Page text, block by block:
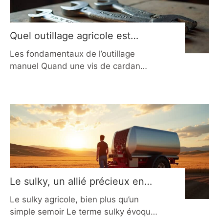
civil. Anciennement connue sous le
nom de
Quel outillage agricole est
essentiel à avoir en 2026 ?
Les fondamentaux de l’outillage
manuel Quand une vis de cardan
d’exposition aux éléments, c’est
rarement la puissance qui fait la
différence, mais la qualité de l’outil.
En 2026, les agriculteurs privilégient
des outils manuels fiables, durables,
capables de tenir des années dans
Le sulky, un allié précieux en
agriculture en 2026
Le sulky agricole, bien plus qu’un
simple semoir Le terme sulky évoque